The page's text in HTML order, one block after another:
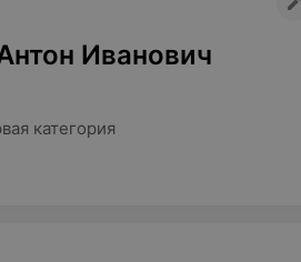
Иванович
категория